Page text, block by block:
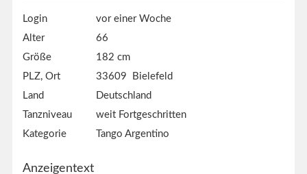
Login
vor einer Woche
Alter
66
Größe
182 cm
PLZ, Ort
33609 Bielefeld
Land
Deutschland
Tanzniveau
weit Fortgeschritten
Kategorie
Tango Argentino
Anzeigentext